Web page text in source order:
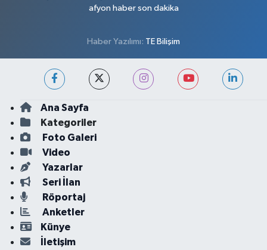
afyon haber son dakika
Haber Yazılımı: TE Bilişim
Ana Sayfa
Kategoriler
Foto Galeri
Video
Yazarlar
Seri İlan
Röportaj
Anketler
Künye
İletişim